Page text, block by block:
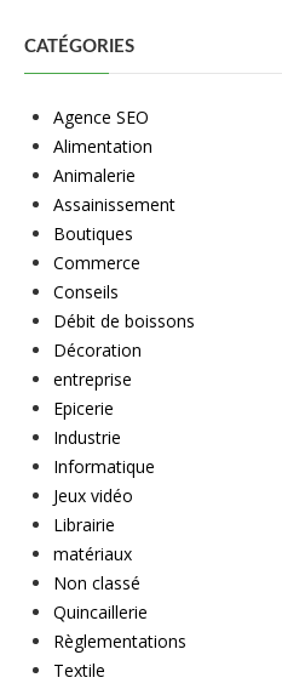
CATÉGORIES
Agence SEO
Alimentation
Animalerie
Assainissement
Boutiques
Commerce
Conseils
Débit de boissons
Décoration
entreprise
Epicerie
Industrie
Informatique
Jeux vidéo
Librairie
matériaux
Non classé
Quincaillerie
Règlementations
Textile